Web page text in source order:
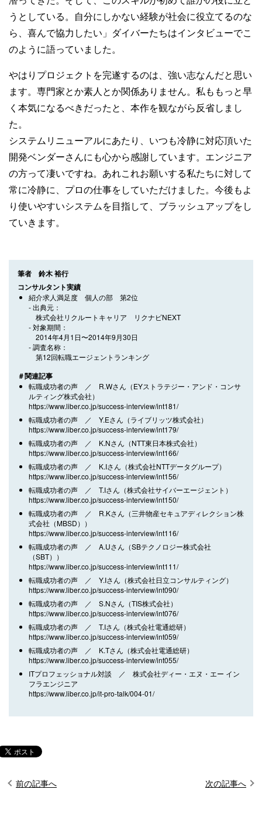
うとしている。自分にしかない経験が社会に役立てるのな
ら、喜んで協力したい」ダイバーたちはインタビューでこ
のように語っていました。
やはりプロジェクトを完遂するのは、強い志なんだと思い
ます。専門家とか素人とか関係ありません。私ももっと早
く本気になるべきだったと、本作を観ながら反省しまし
た。
システムリニューアルにあたり、いつも冷静に対応頂いた
開発ベンダーさんにも心から感謝しています。エンジニア
の方って凄いですね。あれこれお願いする私たちに対して
常に冷静に、プロの仕事をしていただけました。今後もよ
り使いやすいシステムを目指して、ブラッシュアップをし
ていきます。
筆者 鈴木 裕行
コンサルタント実績
紹介求人満足度 個人の部 第2位
出典元
株式会社リクルートキャリア リクナビNEXT
対象期間
2014年4月1日〜2014年9月30日
調査名称
第12回転職エージェントランキング
＃関連記事
転職成功者の声 ／ R.Wさん（EYストラテジー・アンド・コンサ
ルティング株式会社）
https://www.liber.co.jp/success-interview/int181/
転職成功者の声 ／ Y.Eさん（ライブリッツ株式会社）
https://www.liber.co.jp/success-interview/int179/
転職成功者の声 ／ K.Nさん（NTT東日本株式会社）
https://www.liber.co.jp/success-interview/int166/
転職成功者の声 ／ K.Iさん（株式会社NTTデータグループ）
https://www.liber.co.jp/success-interview/int156/
転職成功者の声 ／ T.Iさん（株式会社サイバーエージェント）
https://www.liber.co.jp/success-interview/int150/
転職成功者の声 ／ R.Kさん（三井物産セキュアディレクション株
式会社（MBSD））
https://www.liber.co.jp/success-interview/int116/
転職成功者の声 ／ A.Uさん（SBテクノロジー株式会社
（SBT））
https://www.liber.co.jp/success-interview/int111/
転職成功者の声 ／ Y.Iさん（株式会社日立コンサルティング）
https://www.liber.co.jp/success-interview/int090/
転職成功者の声 ／ S.Nさん（TIS株式会社）
https://www.liber.co.jp/success-interview/int076/
転職成功者の声 ／ T.Iさん（株式会社電通総研）
https://www.liber.co.jp/success-interview/int059/
転職成功者の声 ／ K.Tさん（株式会社電通総研）
https://www.liber.co.jp/success-interview/int055/
ITプロフェッショナル対談 ／ 株式会社ディー・エヌ・エー イン
フラエンジニア
https://www.liber.co.jp/it-pro-talk/004-01/
前の記事へ 次の記事へ